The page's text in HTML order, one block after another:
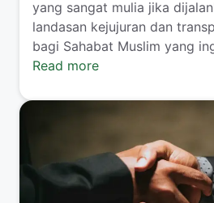
yang sangat mulia jika
landasan kejujuran dan
bagi Sahabat Muslim yang
Read more